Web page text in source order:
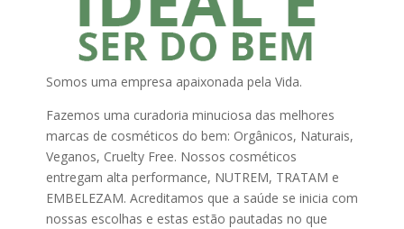
Somos uma empresa apaixonada pela Vida.
Fazemos uma curadoria minuciosa das melhores
marcas de cosméticos do bem: Orgânicos, Naturais,
Veganos, Cruelty Free. Nossos cosméticos
entregam alta performance, NUTREM, TRATAM e
EMBELEZAM. Acreditamos que a saúde se inicia com
nossas escolhas e estas estão pautadas no que